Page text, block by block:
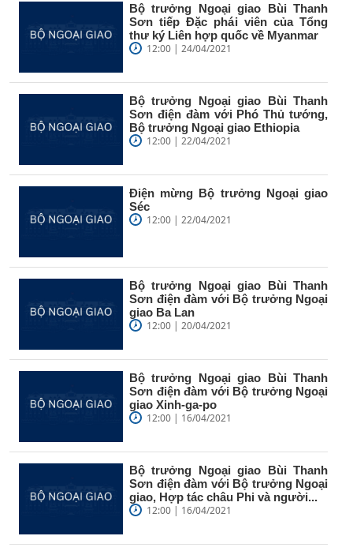
Bộ trưởng Ngoại giao Bùi Thanh
Sơn tiếp Đặc phái viên của Tổng
thư ký Liên hợp quốc về Myanmar
12:00 | 24/04/2021
Bộ trưởng Ngoại giao Bùi Thanh
Sơn điện đàm với Phó Thủ tướng,
Bộ trưởng Ngoại giao Ethiopia
12:00 | 22/04/2021
Điện mừng Bộ trưởng Ngoại giao
Séc
12:00 | 22/04/2021
Bộ trưởng Ngoại giao Bùi Thanh
Sơn điện đàm với Bộ trưởng Ngoại
giao Ba Lan
12:00 | 20/04/2021
Bộ trưởng Ngoại giao Bùi Thanh
Sơn điện đàm với Bộ trưởng Ngoại
giao Xinh-ga-po
12:00 | 16/04/2021
Bộ trưởng Ngoại giao Bùi Thanh
Sơn điện đàm với Bộ trưởng Ngoại
giao, Hợp tác châu Phi và người...
12:00 | 16/04/2021